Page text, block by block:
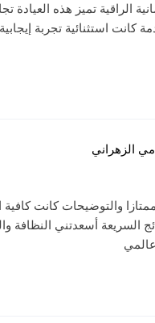
الراقية تميز هذه العيادة
كانت استثنائية تجربة
الزهراني
والتوضيحات كانت كافية
السريعة أسعدتني النظافة